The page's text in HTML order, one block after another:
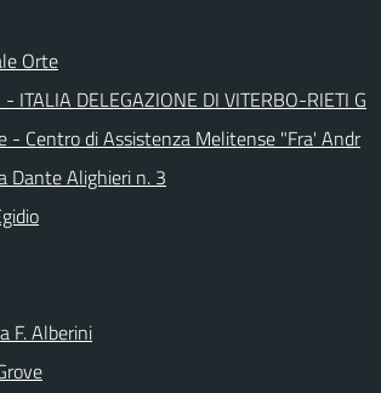
Orte
ITALIA DELEGAZIONE DI VITERBO-RIETI G
- Centro di Assistenza Melitense "Fra' Andr
Dante Alighieri n. 3
F. Alberini